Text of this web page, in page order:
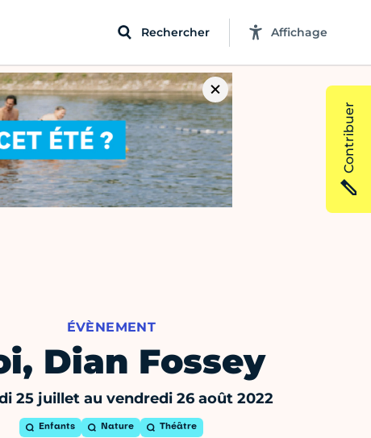
Rechercher Affichage
ÉVÈNEMENT
Dian Fossey
25 juillet au vendredi 26 août 2022
Enfants Nature Théâtre
Contribuer